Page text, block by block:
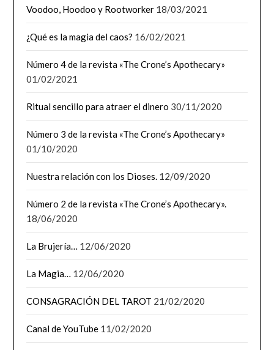
Voodoo, Hoodoo y Rootworker 18/03/2021
¿Qué es la magia del caos? 16/02/2021
Número 4 de la revista «The Crone’s Apothecary»
01/02/2021
Ritual sencillo para atraer el dinero 30/11/2020
Número 3 de la revista «The Crone’s Apothecary»
01/10/2020
Nuestra relación con los Dioses. 12/09/2020
Número 2 de la revista «The Crone’s Apothecary».
18/06/2020
La Brujería… 12/06/2020
La Magia… 12/06/2020
CONSAGRACIÓN DEL TAROT 21/02/2020
Canal de YouTube 11/02/2020